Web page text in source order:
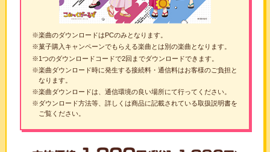
※楽曲のダウンロードはPCのみとなります。
※菓子購入キャンペーンでもらえる楽曲とは別の楽曲となります。
※1つのダウンロードコードで2回までダウンロードできます。
※楽曲ダウンロード時に発生する接続料・通信料はお客様のご負担と
なります。
※楽曲ダウンロードは、通信環境の良い場所にて行ってください。
※ダウンロード方法等、詳しくは商品に記載されている取扱説明書を
ご覧ください。